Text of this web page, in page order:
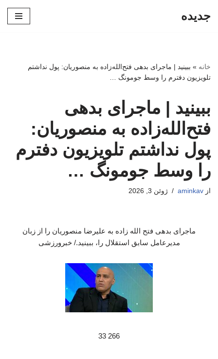
جدیده
خانه » ببینید | ماجرای بدهی فتح‌الله‌زاده به منصوریان: پول نداشتم
تلویزیون دفترم را وسط جومونگ …
ببینید | ماجرای بدهی
فتح‌الله‌زاده به منصوریان:
پول نداشتم تلویزیون دفترم
را وسط جومونگ …
از aminkav ژوئن 3, 2026
ماجرای بدهی فتح الله زاده به علیرضا منصوریان را از زبان
مدیرعامل سابق استقلال را، ببینید./ خبرورزشی
266 33